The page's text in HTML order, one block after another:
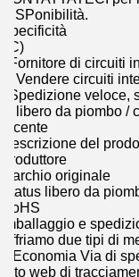
DISPonibilità.
Specificità
(IC)
1Fornitore di circuiti
2. Vendere circuiti
3Spedizione veloce,
4. libero da piombo
recente
Descrizione del
Produttore
Marchio originale
Status libero da
RoHS
Imballaggio e
Offriamo due tipi di
1.Economia Via di
Sito web di